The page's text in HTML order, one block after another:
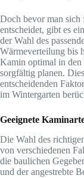
Doch bevor man sich
entscheidet, gibt es
der Wahl des
Wärmeverteilung bis
Kamin optimal in den
sorgfältig planen.
entscheidenden
im Wintergarten
Geeignete
Die Wahl des
von verschiedenen
die baulichen
und der angestrebte